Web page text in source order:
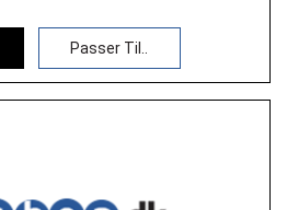
Passer Til..